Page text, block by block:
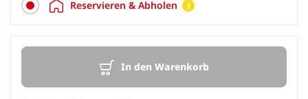
Reservieren & Abholen
In den Warenkorb